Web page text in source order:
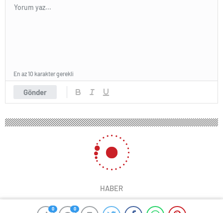
0 0
Gönder
En az 10 karakter gerekli
HABER